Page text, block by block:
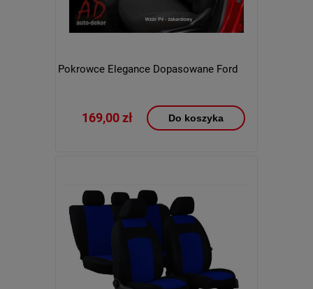
Pokrowce Elegance Dopasowane Ford
169,00 zł Do koszyka